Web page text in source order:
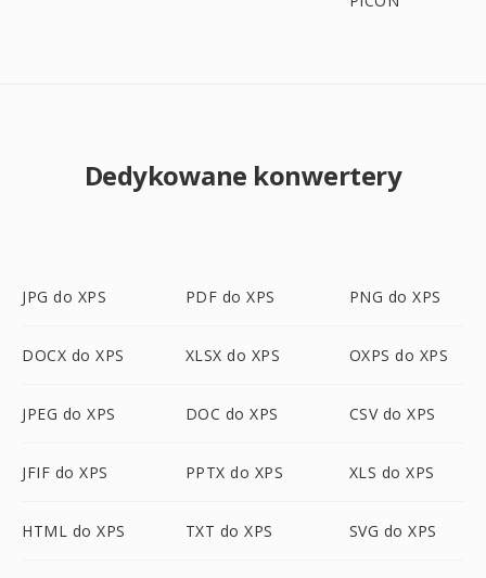
Dedykowane konwertery
JPG do XPS PDF do XPS PNG do XPS
DOCX do XPS XLSX do XPS OXPS do XPS
JPEG do XPS DOC do XPS CSV do XPS
JFIF do XPS PPTX do XPS XLS do XPS
HTML do XPS TXT do XPS SVG do XPS